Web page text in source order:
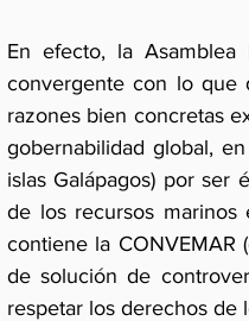
En efecto, la
convergente con lo que
razones bien concretas
gobernabilidad global,
islas Galápagos) por ser
de los recursos marinos
contiene la CONVEMAR
de solución de
respetar los derechos de